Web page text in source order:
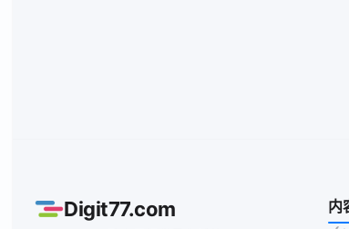
Digit77.com 内